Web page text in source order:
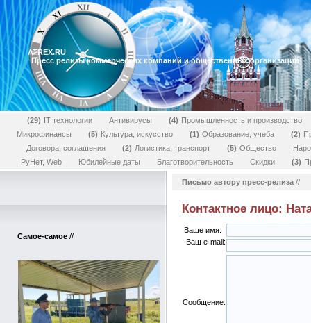
ATREX.RU
Пресс релизы коммерческих компаний и общественных организаций
29 IT технологии Антивирусы 4
Промышленность и производство
Микрофинансы
5 Культура, искусство 1 Образование, учеба 2
Договора, соглашения
2 Логистика, транспорт 5 Общество
РуНет, Web
Юбилейные даты Благотворительность Скидки 3
Самое-самое //
Письмо автору пресс-релиза //
Контактное лицо:
Ваше имя:
Ваш e-mail:
Сообщение: